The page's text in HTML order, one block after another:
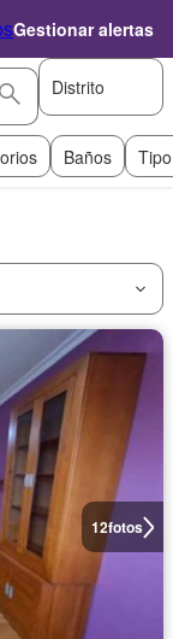
Gestionar alertas
Distrito
Baños
12fotos